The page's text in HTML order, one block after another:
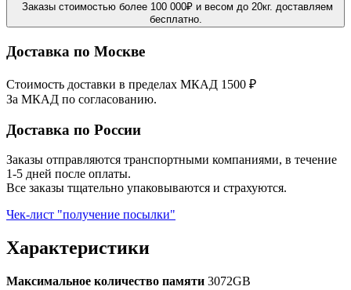
Заказы стоимостью более 100 000₽ и весом до 20кг. доставляем
бесплатно.
Доставка по Москве
Стоимость доставки в пределах МКАД 1500 ₽
За МКАД по согласованию.
Доставка по России
Заказы отправляются транспортными компаниями, в течение
1-5 дней после оплаты.
Все заказы тщательно упаковываются и страхуются.
Чек-лист "получение посылки"
Характеристики
Максимальное количество памяти 3072GB